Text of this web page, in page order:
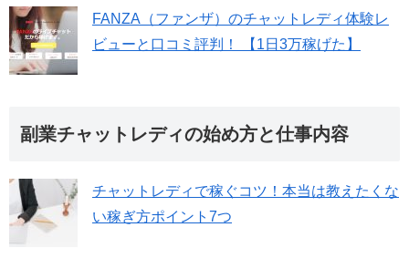
FANZA（ファンザ）のチャットレディ体験レ
ビューと口コミ評判！ 【1日3万稼げた】
副業チャットレディの始め方と仕事内容
チャットレディで稼ぐコツ！本当は教えたくな
い稼ぎ方ポイント7つ